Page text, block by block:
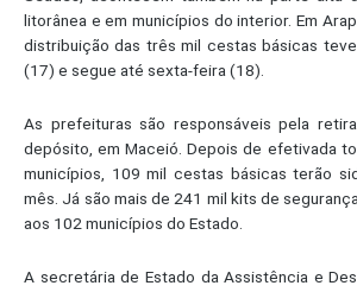
litorânea e em municípios do interior. Em
distribuição das três mil cestas básicas
(17) e segue até sexta-feira (18).
As prefeituras são responsáveis pela
depósito, em Maceió. Depois de efetivada
municípios, 109 mil cestas básicas terão
mês. Já são mais de 241 mil kits de
aos 102 municípios do Estado.
A secretária de Estado da Assistência e